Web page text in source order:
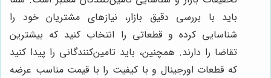
باید با بررسی دقیق بازار، نیازهای مشتریان خود را
شناسایی کرده و قطعاتی را انتخاب کنید که بیشترین
تقاضا را دارند. همچنین، باید تامین‌کنندگانی را پیدا کنید
که قطعات اورجینال و با کیفیت را با قیمت مناسب عرضه